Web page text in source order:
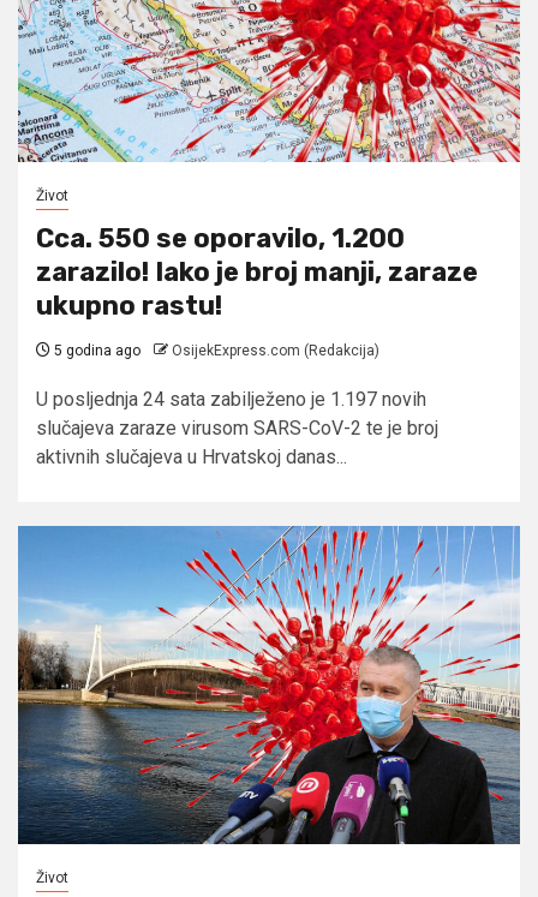
Život
Cca. 550 se oporavilo, 1.200
zarazilo! Iako je broj manji, zaraze
ukupno rastu!
5 godina ago OsijekExpress.com (Redakcija)
U posljednja 24 sata zabilježeno je 1.197 novih
slučajeva zaraze virusom SARS-CoV-2 te je broj
aktivnih slučajeva u Hrvatskoj danas...
Život